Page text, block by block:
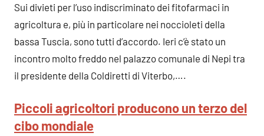
Sui divieti per l’uso indiscriminato dei fitofarmaci in
agricoltura e, più in particolare nei noccioleti della
bassa Tuscia, sono tutti d’accordo. Ieri c’è stato un
incontro molto freddo nel palazzo comunale di Nepi tra
il presidente della Coldiretti di Viterbo,….
Piccoli agricoltori producono un terzo del
cibo mondiale